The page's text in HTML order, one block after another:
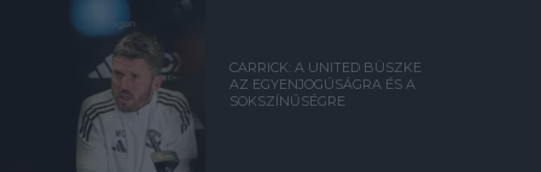
CARRICK: A UNITED BÜSZKE
AZ EGYENJOGÚSÁGRA ÉS A
SOKSZÍNŰSÉGRE